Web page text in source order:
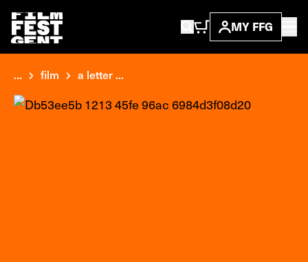
MY FFG
... film a letter ...